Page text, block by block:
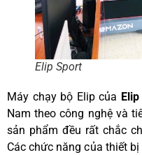
Elip Sport
Máy chạy bộ Elip của
Nam theo công nghệ và
sản phẩm đều rất chắc
Các chức năng của thiết